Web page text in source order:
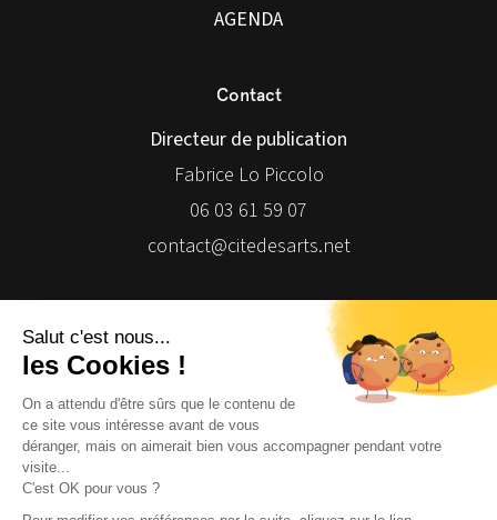
AGENDA
Contact
Directeur de publication
Fabrice Lo Piccolo
06 03 61 59 07
contact@citedesarts.net